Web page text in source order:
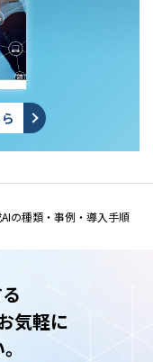
の種類・事例・導入手順
気軽に